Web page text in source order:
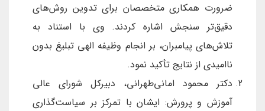
ضرورت همکاری متخصصان برای تدوین روش‌های
دقیق‌تر سنجش اشاره کردند. وی با استناد به
تلاش‌های پیامبران، بر انجام وظیفه الهی تبلیغ بدون
ناامیدی از نتایج تأکید نمود.
دکتر محمود امانی‌طهرانی، دبیرکل شورای عالی
آموزش و پرورش: ایشان با تمرکز بر سیاست‌گذاری